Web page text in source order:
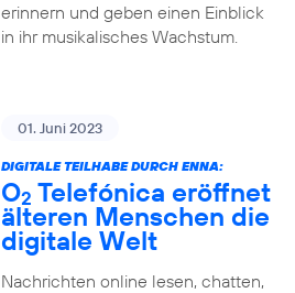
erinnern und geben einen Einblick
in ihr musikalisches Wachstum.
01. Juni 2023
DIGITALE TEILHABE DURCH ENNA:
O2 Telefónica eröffnet
älteren Menschen die
digitale Welt
Nachrichten online lesen, chatten,